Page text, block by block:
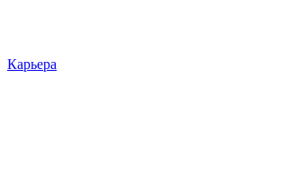
Карьера